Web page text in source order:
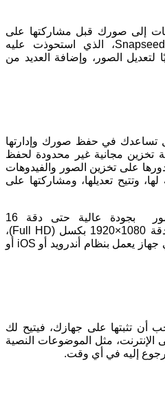
إلى صورك قبل مشاركتها على
الشبكات الاجتماعية، ويعتبر Snapseed، الذي استحوذت عليه
مثاليًا لتعديل الصور، وإضافة العديد من
في حفظ صورك وإدارتها
تخزين مجانية غير محدودة لحفظ
على تخزين الصور والفيدوهات
وتتيح تعديلها، ومشاركتها على
وتدعم Google Photos الصور بجودة عالية حتى دقة 16
ميجابكسل، والفيديوهات حتى دقة 1080×1920 بكسل (Full HD)،
مع إمكانية الوصول إليها عبر أي جهاز يعمل بنظام أندرويد أو iOS أو
أن تثبتها على جهازك، فيتيح لك
مثل الموضوعات النصية
إليه في أي وقت.